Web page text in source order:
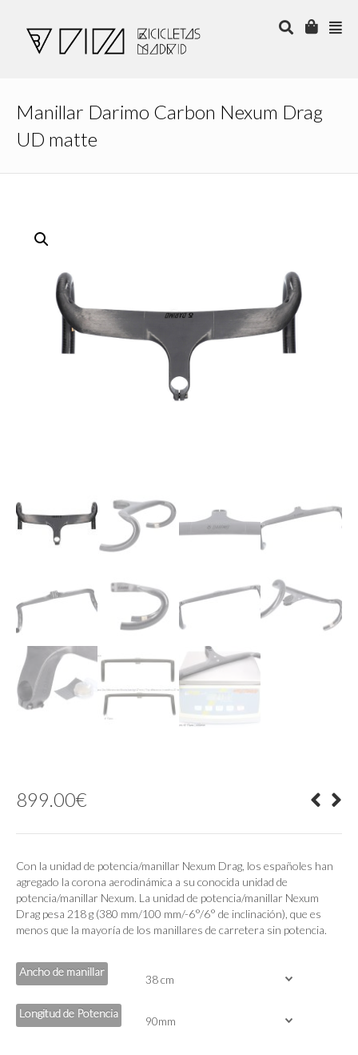
Manillar Darimo Carbon Nexum Drag
UD matte
899.00€
Con la unidad de potencia/manillar Nexum Drag, los españoles han
agregado la corona aerodinámica a su conocida unidad de
potencia/manillar Nexum. La unidad de potencia/manillar Nexum
Drag pesa 218 g (380 mm/100 mm/-6°/6° de inclinación), que es
menos que la mayoría de los manillares de carretera sin potencia.
Ancho de manillar
Longitud de Potencia